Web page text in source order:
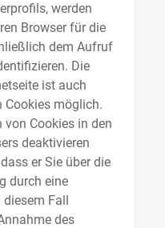
werden
Browser für die
dem Aufruf
Die
ist auch
Cookies möglich.
von Cookies in den
deaktivieren
er Sie über die
durch eine
Fall
des